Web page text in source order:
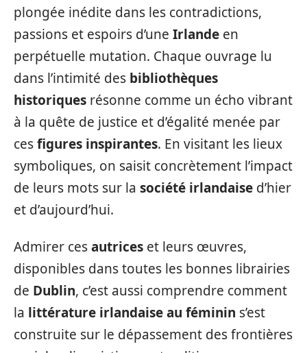
plongée inédite dans les contradictions,
passions et espoirs d’une Irlande en
perpétuelle mutation. Chaque ouvrage lu
dans l’intimité des bibliothèques
historiques résonne comme un écho vibrant
à la quête de justice et d’égalité menée par
cesfigures inspirantes. En visitant les lieux
symboliques, on saisit concrètement l’impact
de leurs mots sur la société irlandaise d’hier
et d’aujourd’hui.
Admirer cesautrices et leurs œuvres,
disponibles dans toutes les bonnes librairies
de Dublin, c’est aussi comprendre comment
la littérature irlandaise au féminin s’est
construite sur le dépassement des frontières